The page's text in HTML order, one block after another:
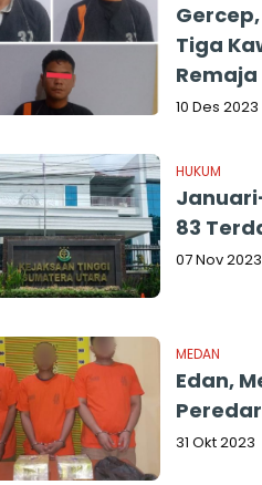
Tiga
Remaja
10 Des 2023
HUKUM
83
07 Nov 2023
MEDAN
Edan,
31 Okt 2023